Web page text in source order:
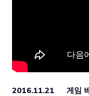
2016.11.21 게임 배